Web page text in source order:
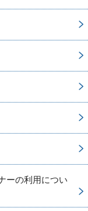
ーの利用につい